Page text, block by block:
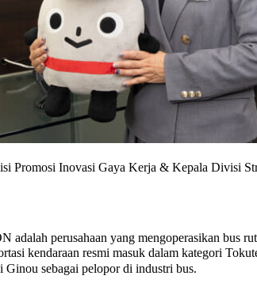
Promosi Inovasi Gaya Kerja & Kepala Divisi
perusahaan yang mengoperasikan bus
kendaraan resmi masuk dalam kategori
Ginou sebagai pelopor di industri bus.